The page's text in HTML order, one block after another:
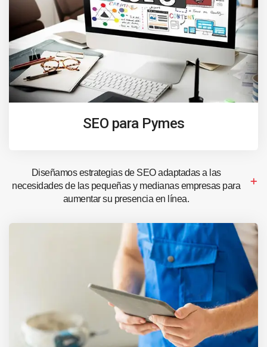
SEO para Pymes
Diseñamos estrategias de SEO adaptadas a las
necesidades de las pequeñas y medianas empresas para
aumentar su presencia en línea.